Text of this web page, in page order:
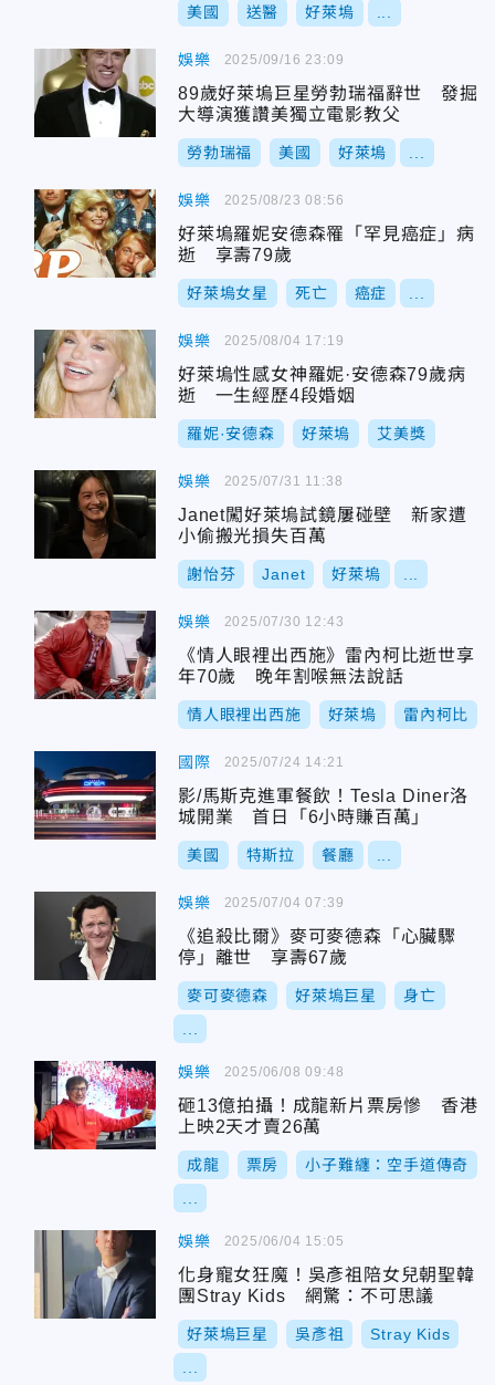
美國 送醫 好萊塢
娛樂
89歲好萊塢巨星勞勃瑞福辭世 發掘
大導演獲讚美獨立電影教父
勞勃瑞福 美國 好萊塢
2025/09/16 23:09
娛樂
好萊塢羅妮安德森罹「罕見癌症」病
逝 享壽79歲
好萊塢女星 死亡 癌症
2025/08/23 08:56
娛樂
好萊塢性感女神羅妮·安德森79歲病
逝 一生經歷4段婚姻
羅妮·安德森 好萊塢 艾美獎
2025/08/04 17:19
娛樂
Janet闖好萊塢試鏡屢碰壁 新家遭
小偷搬光損失百萬
謝怡芬 Janet 好萊塢
2025/07/31 11:38
娛樂
《情人眼裡出西施》雷內柯比逝世享
年70歲 晚年割喉無法說話
情人眼裡出西施 好萊塢 雷內柯比
2025/07/30 12:43
國際
影/馬斯克進軍餐飲！Tesla Diner洛
城開業 首日「6小時賺百萬」
美國 特斯拉 餐廳
2025/07/24 14:21
娛樂
《追殺比爾》麥可麥德森「心臟驟
停」離世 享壽67歲
麥可麥德森 好萊塢巨星 身亡
2025/07/04 07:39
娛樂
砸13億拍攝！成龍新片票房慘 香港
上映2天才賣26萬
成龍 票房 小子難纏：空手道傳奇
2025/06/08 09:48
娛樂
化身寵女狂魔！吳彥祖陪女兒朝聖韓
團Stray Kids 網驚：不可思議
好萊塢巨星 吳彥祖 Stray Kids
2025/06/04 15:05